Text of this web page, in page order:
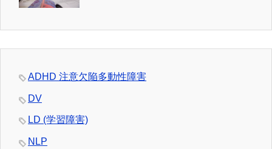
ADHD 注意欠陥多動性障害
DV
LD (学習障害)
NLP